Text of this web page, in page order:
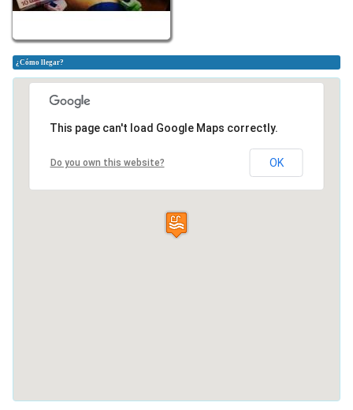
¿Cómo llegar?
This page can't load Google Maps correctly.
Do you own this website? OK